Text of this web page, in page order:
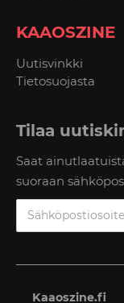
KAAOSZINE
Uutisvinkki
Tietosuojasta
Tilaa
Saat
suoraan
Kaaoszine.fi